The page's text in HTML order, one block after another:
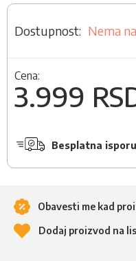
Nema
Cena:
3.999
Besplatna
Obavesti me kad
Dodaj proizvod na